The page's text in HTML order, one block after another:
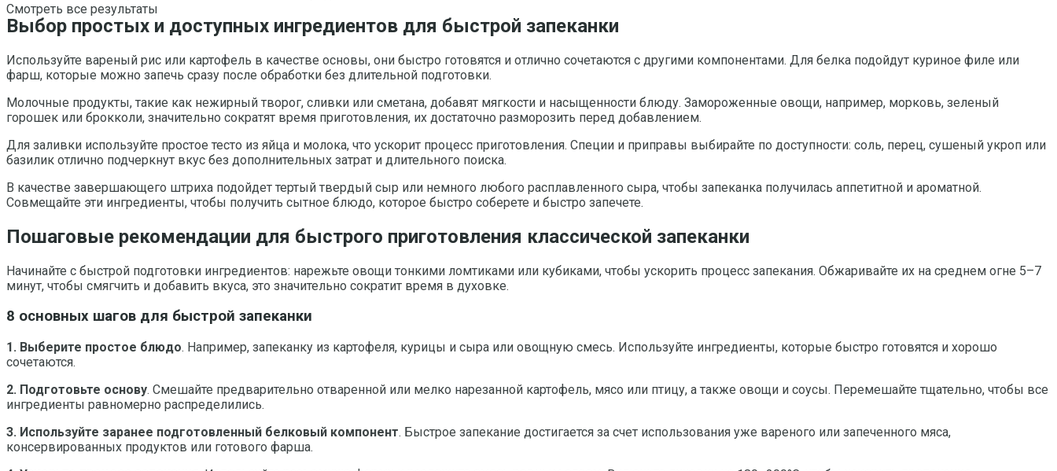
Смотреть все результаты
Выбор простых и доступных ингредиентов для быстрой запеканки
Используйте вареный рис или картофель в качестве основы, они быстро готовятся и отлично сочетаются с другими компонентами. Для белка подойдут куриное филе или
фарш, которые можно запечь сразу после обработки без длительной подготовки.
Молочные продукты, такие как нежирный творог, сливки или сметана, добавят мягкости и насыщенности блюду. Замороженные овощи, например, морковь, зеленый
горошек или брокколи, значительно сократят время приготовления, их достаточно разморозить перед добавлением.
Для заливки используйте простое тесто из яйца и молока, что ускорит процесс приготовления. Специи и приправы выбирайте по доступности: соль, перец, сушеный укроп или
базилик отлично подчеркнут вкус без дополнительных затрат и длительного поиска.
В качестве завершающего штриха подойдет тертый твердый сыр или немного любого расплавленного сыра, чтобы запеканка получилась аппетитной и ароматной.
Совмещайте эти ингредиенты, чтобы получить сытное блюдо, которое быстро соберете и быстро запечете.
Пошаговые рекомендации для быстрого приготовления классической запеканки
Начинайте с быстрой подготовки ингредиентов: нарежьте овощи тонкими ломтиками или кубиками, чтобы ускорить процесс запекания. Обжаривайте их на среднем огне 5–7
минут, чтобы смягчить и добавить вкуса, это значительно сократит время в духовке.
8 основных шагов для быстрой запеканки
1. Выберите простое блюдо. Например, запеканку из картофеля, курицы и сыра или овощную смесь. Используйте ингредиенты, которые быстро готовятся и хорошо
сочетаются.
2. Подготовьте основу. Смешайте предварительно отваренной или мелко нарезанной картофель, мясо или птицу, а также овощи и соусы. Перемешайте тщательно, чтобы все
ингредиенты равномерно распределились.
3. Используйте заранее подготовленный белковый компонент. Быстрое запекание достигается за счет использования уже вареного или запеченного мяса,
консервированных продуктов или готового фарша.